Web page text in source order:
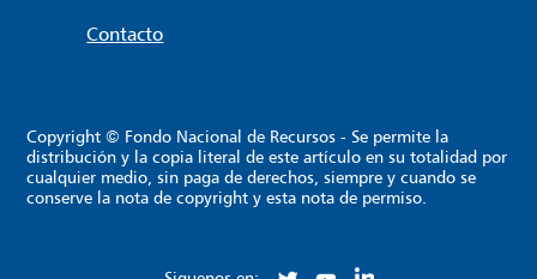
Contacto
Copyright © Fondo Nacional de Recursos - Se permite la
distribución y la copia literal de este artículo en su totalidad por
cualquier medio, sin paga de derechos, siempre y cuando se
conserve la nota de copyright y esta nota de permiso.